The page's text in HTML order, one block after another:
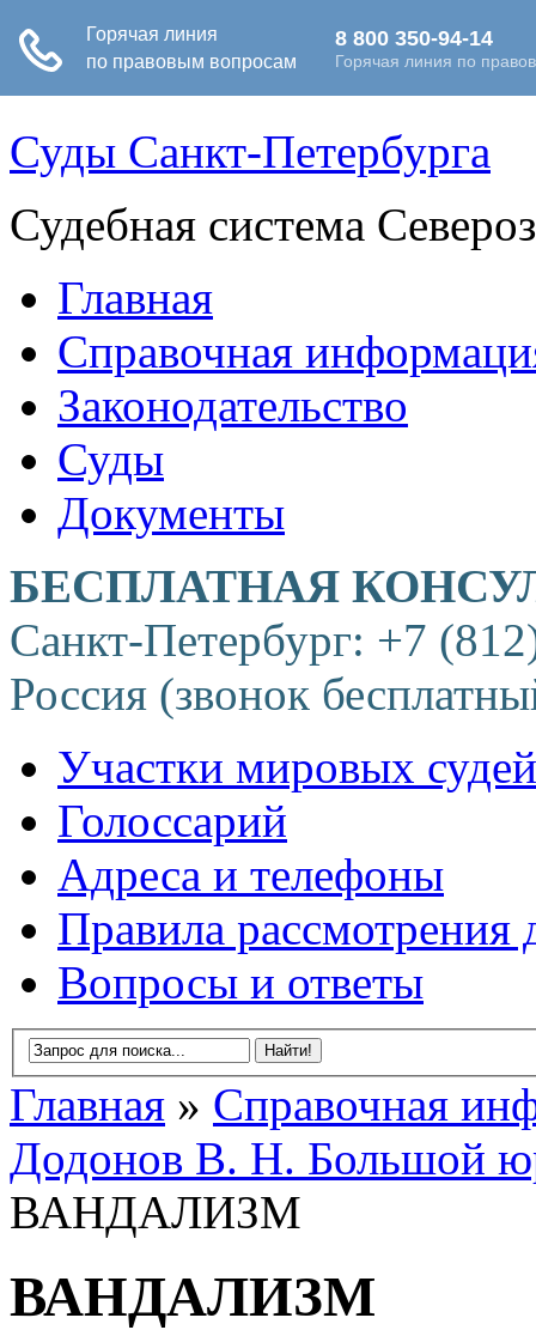
Суды Санкт-Петербурга
Судебная система
Главная
Справочная
Законодательство
Суды
Документы
БЕСПЛАТНАЯ
Санкт-Петербург: +7
Россия (звонок
Участки мировых судей
Голоссарий
Адреса и телефоны
Правила рассмотрения
Вопросы и ответы
Главная » Справочная
Додонов В. Н. Большой
ВАНДАЛИЗМ
ВАНДАЛИЗМ